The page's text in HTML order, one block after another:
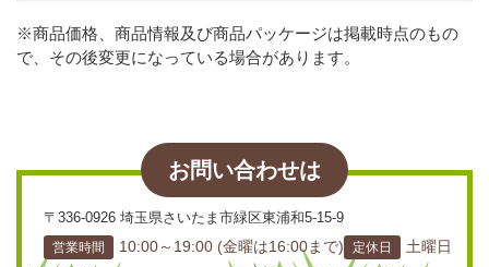
※商品価格、商品情報及び商品パッケージは掲載時点のもの
で、その後変更になっている場合があります。
お問い合わせは
〒336-0926 埼玉県さいたま市緑区東浦和5-15-9
営業時間
10:00～19:00 (金曜は16:00まで) 定休日 土曜日